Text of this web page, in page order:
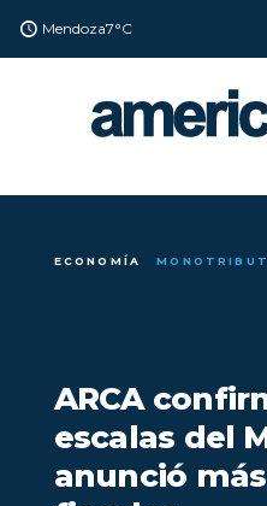
Mendoza7°C
ECONOMÍA
ARCA
escalas del
anunció